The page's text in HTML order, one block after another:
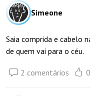
Simeone
Saia comprida e cabelo
de quem vai para o céu.
2 comentários 0